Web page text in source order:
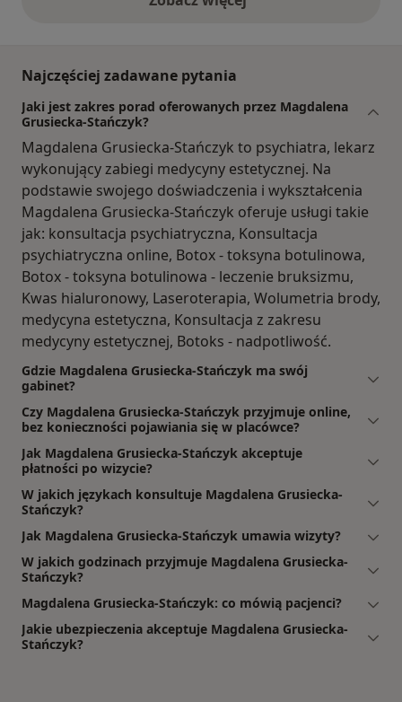
opinie powyżej
Najczęściej zadawane pytania
Jaki jest zakres porad oferowanych przez Magdalena
Grusiecka-Stańczyk?
Magdalena Grusiecka-Stańczyk to psychiatra, lekarz
wykonujący zabiegi medycyny estetycznej. Na
podstawie swojego doświadczenia i wykształcenia
Magdalena Grusiecka-Stańczyk oferuje usługi takie
jak: konsultacja psychiatryczna, Konsultacja
psychiatryczna online, Botox - toksyna botulinowa,
Botox - toksyna botulinowa - leczenie bruksizmu,
Kwas hialuronowy, Laseroterapia, Wolumetria brody,
medycyna estetyczna, Konsultacja z zakresu
medycyny estetycznej, Botoks - nadpotliwość.
Gdzie Magdalena Grusiecka-Stańczyk ma swój
gabinet?
Czy Magdalena Grusiecka-Stańczyk przyjmuje online,
bez konieczności pojawiania się w placówce?
Jak Magdalena Grusiecka-Stańczyk akceptuje
płatności po wizycie?
W jakich językach konsultuje Magdalena Grusiecka-
Stańczyk?
Jak Magdalena Grusiecka-Stańczyk umawia wizyty?
W jakich godzinach przyjmuje Magdalena Grusiecka-
Stańczyk?
Magdalena Grusiecka-Stańczyk: co mówią pacjenci?
Jakie ubezpieczenia akceptuje Magdalena Grusiecka-
Stańczyk?